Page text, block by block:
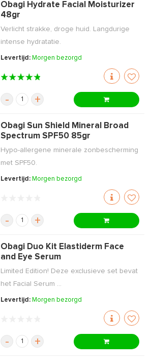
Obagi Hydrate Facial Moisturizer
48gr
Verlicht strakke, droge huid. Langdurige
intense hydratatie.
Levertijd: Morgen bezorgd
- +
Obagi Sun Shield Mineral Broad
Spectrum SPF50 85gr
Hypo-allergene minerale zonbescherming
met SPF50.
Levertijd: Morgen bezorgd
- +
Obagi Duo Kit Elastiderm Face
and Eye Serum
Limited Edition! Deze exclusieve set bevat
het Facial Serum ...
Levertijd: Morgen bezorgd
- +